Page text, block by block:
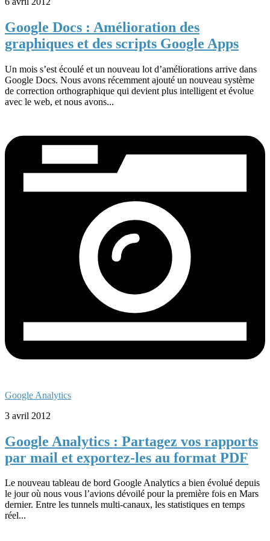
Google Docs : Amélioration des
graphiques et des scripts Google Apps
Un mois s’est écoulé et un nouveau lot d’améliorations arrive dans
Google Docs. Nous avons récemment ajouté un nouveau système
de correction orthographique qui devient plus intelligent et évolue
avec le web, et nous avons...
Google Analytics
3 avril 2012
Google Analytics : Partagez vos rapports
par mail et exportez-les au format PDF
Le nouveau tableau de bord Google Analytics a bien évolué depuis
le jour où nous vous l’avions dévoilé pour la première fois en Mars
dernier. Entre les tunnels multi-canaux, les statistiques en temps
réel...